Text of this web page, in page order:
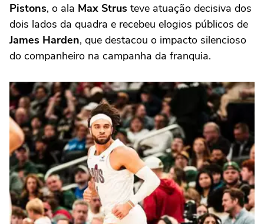
Pistons, o ala Max Strus teve atuação decisiva dos
dois lados da quadra e recebeu elogios públicos de
James Harden, que destacou o impacto silencioso
do companheiro na campanha da franquia.